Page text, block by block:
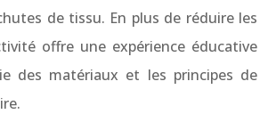
de tissu. En plus de réduire les
offre une expérience éducative
des matériaux et les principes de